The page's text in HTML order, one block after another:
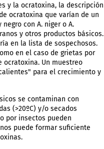
y la ocratoxina, la descripción
ocratoxina que varían de un
con A. niger o A.
y otros productos básicos.
en la lista de sospechosos.
en el caso de grietas por
ocratoxina. Un muestreo
para el crecimiento y
se contaminan con
(>20ºC) y/o secados
por insectos pueden
puede formar suficiente